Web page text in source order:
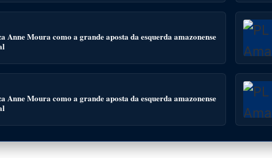
Anne Moura como a grande aposta da esquerda amazonense
Anne Moura como a grande aposta da esquerda amazonense